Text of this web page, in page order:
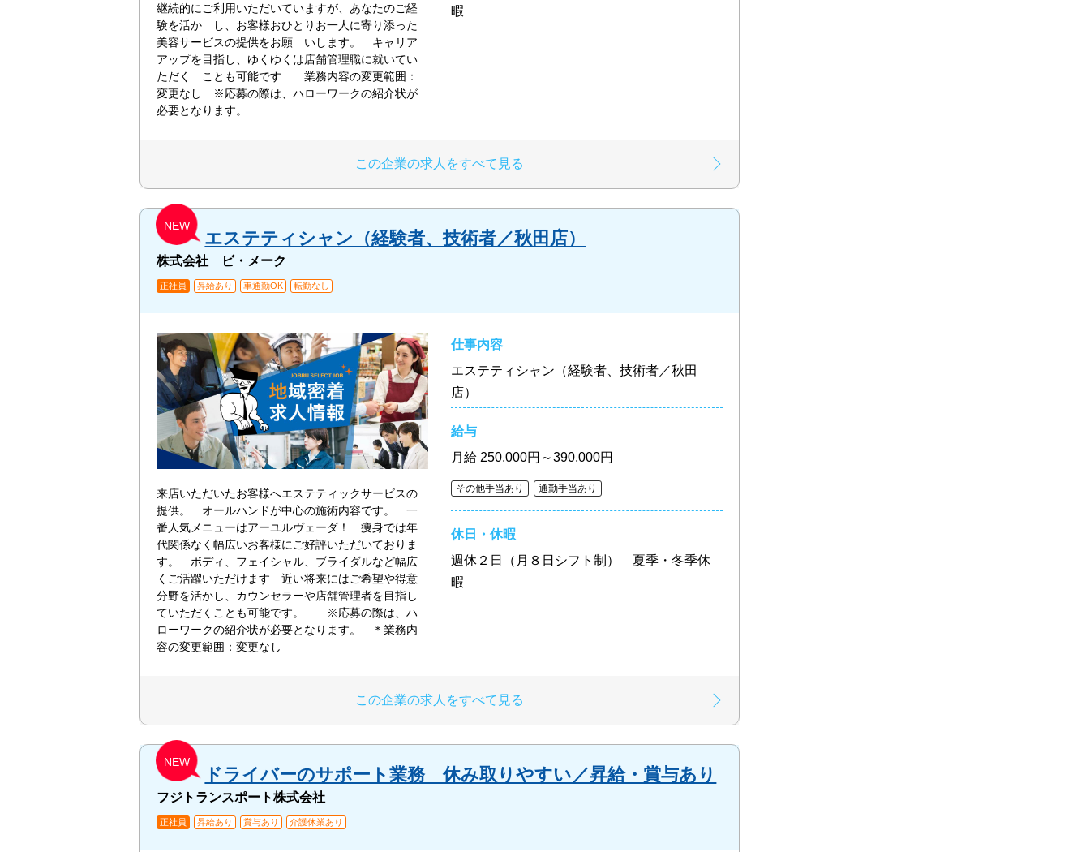
継続的にご利用いただいていますが、あなたのご経
験を活か し、お客様おひとりお一人に寄り添った
美容サービスの提供をお願 いします。 キャリア
アップを目指し、ゆくゆくは店舗管理職に就いてい
ただく ことも可能です 業務内容の変更範囲：
変更なし ※応募の際は、ハローワークの紹介状が
必要となります。
暇
この企業の求人をすべて見る
NEW
エステティシャン（経験者、技術者／秋田店）
株式会社 ビ・メーク
正社員 昇給あり 車通勤OK 転勤なし
来店いただいたお客様へエステティックサービスの
提供。 オールハンドが中心の施術内容です。 一
番人気メニューはアーユルヴェーダ！ 痩身では年
代関係なく幅広いお客様にご好評いただいておりま
す。 ボディ、フェイシャル、ブライダルなど幅広
くご活躍いただけます 近い将来にはご希望や得意
分野を活かし、カウンセラーや店舗管理者を目指し
ていただくことも可能です。 ※応募の際は、ハ
ローワークの紹介状が必要となります。 ＊業務内
容の変更範囲：変更なし
仕事内容
エステティシャン（経験者、技術者／秋田
店）
給与
月給 250,000円～390,000円
その他手当あり 通勤手当あり
休日・休暇
週休２日（月８日シフト制） 夏季・冬季休
暇
この企業の求人をすべて見る
NEW
ドライバーのサポート業務 休み取りやすい／昇給・賞与あり
フジトランスポート株式会社
正社員 昇給あり 賞与あり 介護休業あり